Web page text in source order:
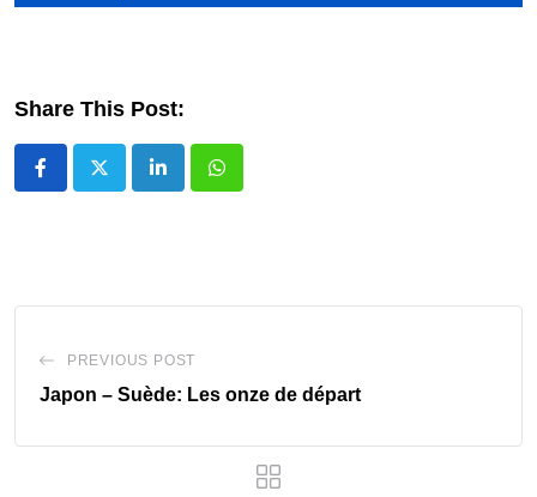
Share This Post:
LinkedInWhatsapp
PREVIOUS POST
‎Japon – Suède: Les onze de départ